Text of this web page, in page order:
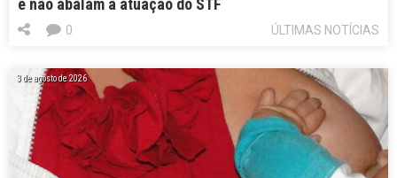
e não abalam a atuação do STF
ÚLTIMAS NOTÍCIAS
0
3 de agosto de 2026